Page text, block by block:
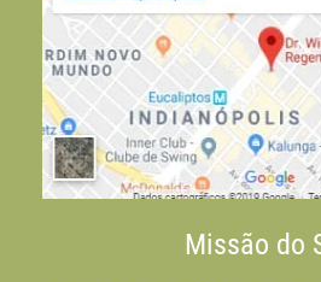
Missão do